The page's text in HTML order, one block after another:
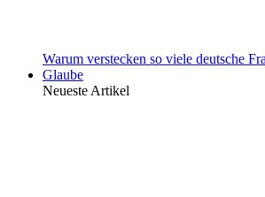
Warum verstecken so viele deutsche
Glaube
Neueste Artikel